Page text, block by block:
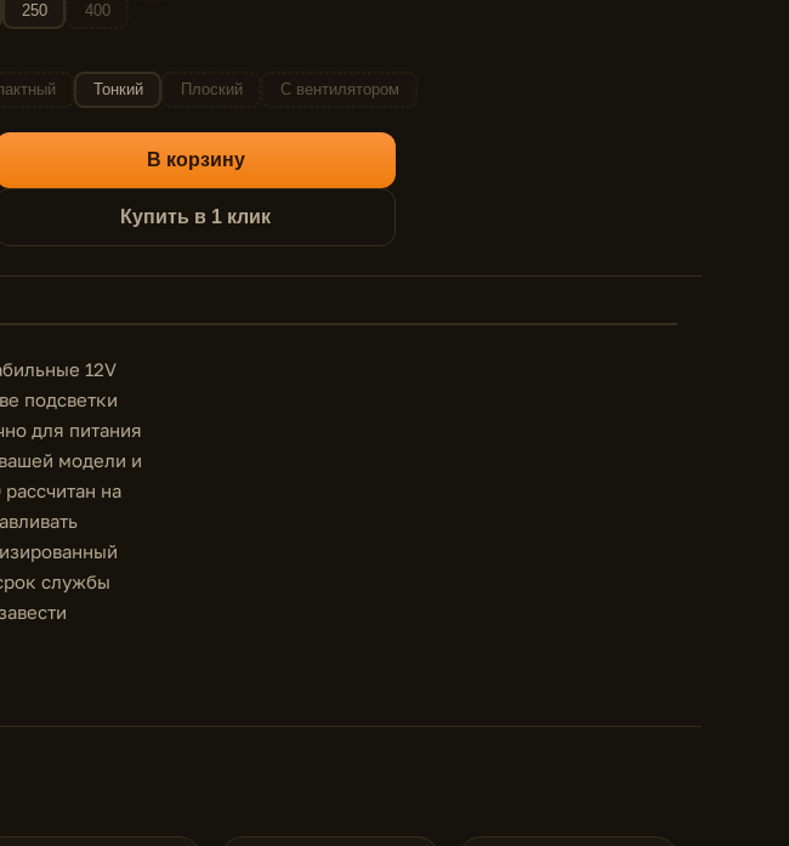
250 400
Тонкий Плоский С вентилятором
В корзину
Купить в 1 клик
12V
подсветки
для питания
модели и
на
службы